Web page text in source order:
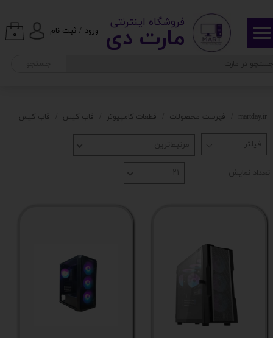
ورود / ثبت نام
حساب کاربری من
تغییر گذر واژه
خروج از حساب کاربری
۰ مارت دی​​​​​​
​ ​فروشگاه اینترنتی
martday.ir فهرست محصولات قطعات کامپیوتر قاب کیس قاب کیس
مرتبط‌ترین
تعداد نمایش ۲۱